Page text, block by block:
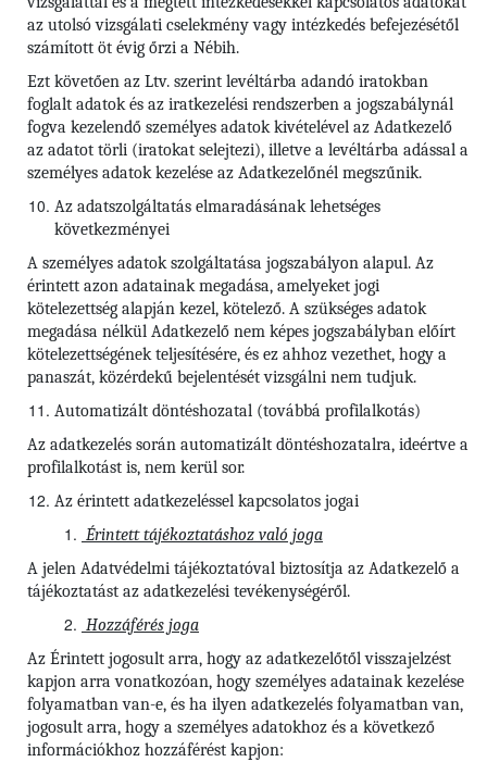
az utolsó vizsgálati cselekmény vagy intézkedés befejezésétől
számított öt évig őrzi a Nébih.
Ezt követően az Ltv. szerint levéltárba adandó iratokban
foglalt adatok és az iratkezelési rendszerben a jogszabálynál
fogva kezelendő személyes adatok kivételével az Adatkezelő
az adatot törli (iratokat selejtezi), illetve a levéltárba adással a
személyes adatok kezelése az Adatkezelőnél megszűnik.
Az adatszolgáltatás elmaradásának lehetséges
következményei
A személyes adatok szolgáltatása jogszabályon alapul. Az
érintett azon adatainak megadása, amelyeket jogi
kötelezettség alapján kezel, kötelező. A szükséges adatok
megadása nélkül Adatkezelő nem képes jogszabályban előírt
kötelezettségének teljesítésére, és ez ahhoz vezethet, hogy a
panaszát, közérdekű bejelentését vizsgálni nem tudjuk.
Automatizált döntéshozatal (továbbá profilalkotás)
Az adatkezelés során automatizált döntéshozatalra, ideértve a
profilalkotást is, nem kerül sor.
Az érintett adatkezeléssel kapcsolatos jogai
Érintett tájékoztatáshoz való joga
A jelen Adatvédelmi tájékoztatóval biztosítja az Adatkezelő a
tájékoztatást az adatkezelési tevékenységéről.
Hozzáférés joga
Az Érintett jogosult arra, hogy az adatkezelőtől visszajelzést
kapjon arra vonatkozóan, hogy személyes adatainak kezelése
folyamatban van-e, és ha ilyen adatkezelés folyamatban van,
jogosult arra, hogy a személyes adatokhoz és a következő
információkhoz hozzáférést kapjon: